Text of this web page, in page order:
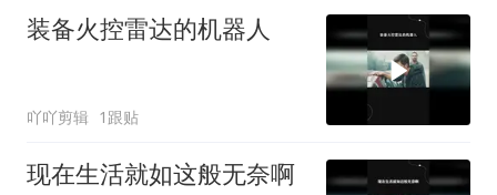
装备火控雷达的机器人
吖吖剪辑 1跟贴
现在生活就如这般无奈啊